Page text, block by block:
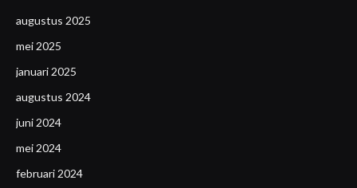
augustus 2025
mei 2025
januari 2025
augustus 2024
juni 2024
mei 2024
februari 2024